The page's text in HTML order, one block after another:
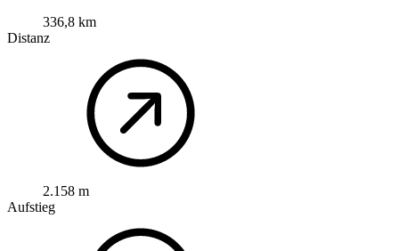
336,8 km
Distanz
2.158 m
Aufstieg